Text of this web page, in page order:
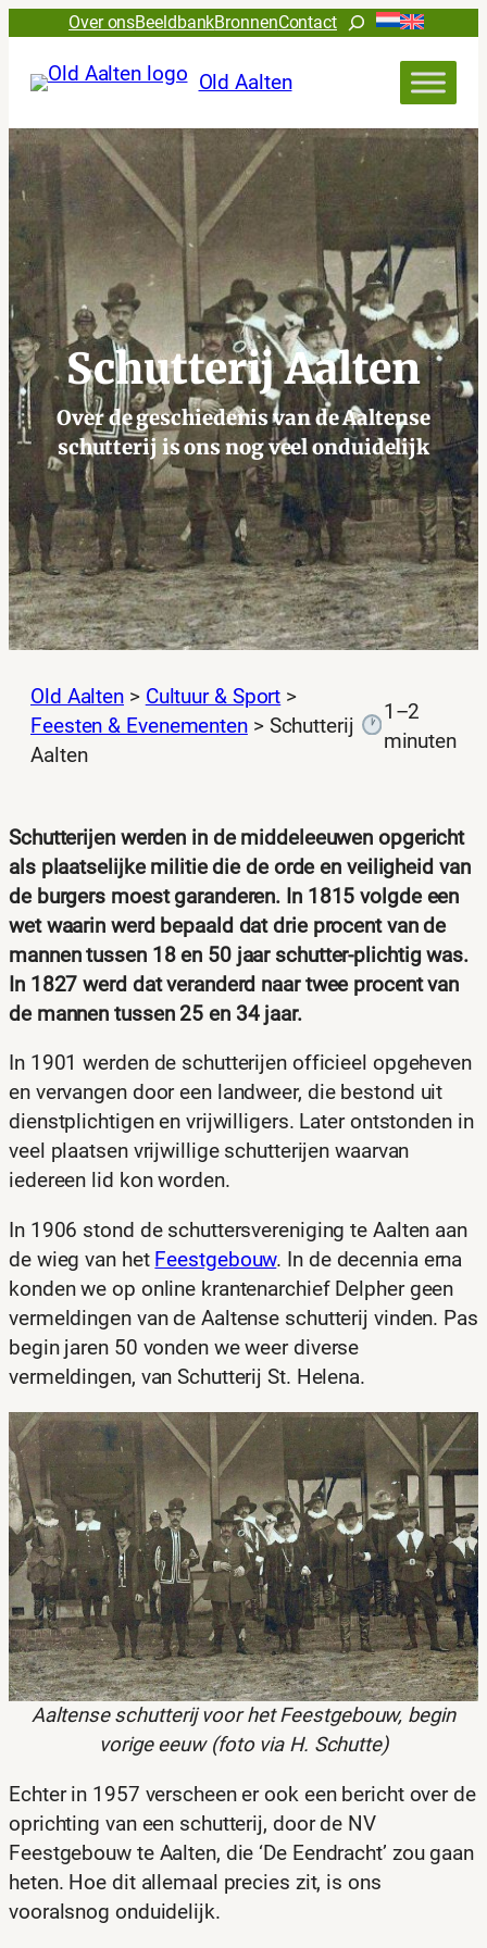
Over onsBeeldbankBronnenContactZoeken
Old Aalten
Schutterij Aalten
Over de geschiedenis van de Aaltense
schutterij is ons nog veel onduidelijk
Old Aalten > Cultuur & Sport >
Feesten & Evenementen> Schutterij
Aalten
1–2
minuten
Schutterijen werden in de middeleeuwen opgericht
als plaatselijke militie die de orde en veiligheid van
de burgers moest garanderen. In 1815 volgde een
wet waarin werd bepaald dat drie procent van de
mannen tussen 18 en 50 jaar schutter-plichtig was.
In 1827 werd dat veranderd naar twee procent van
de mannen tussen 25 en 34 jaar.
In 1901 werden de schutterijen officieel opgeheven
en vervangen door een landweer, die bestond uit
dienstplichtigen en vrijwilligers. Later ontstonden in
veel plaatsen vrijwillige schutterijen waarvan
iedereen lid kon worden.
In 1906 stond de schuttersvereniging te Aalten aan
de wieg van het Feestgebouw. In de decennia erna
konden we op online krantenarchief Delpher geen
vermeldingen van de Aaltense schutterij vinden. Pas
begin jaren 50 vonden we weer diverse
vermeldingen, van Schutterij St. Helena.
Aaltense schutterij voor het Feestgebouw, begin
vorige eeuw (foto via H. Schutte)
Echter in 1957 verscheen er ook een bericht over de
oprichting van een schutterij, door de NV
Feestgebouw te Aalten, die ‘De Eendracht’ zou gaan
heten. Hoe dit allemaal precies zit, is ons
vooralsnog onduidelijk.